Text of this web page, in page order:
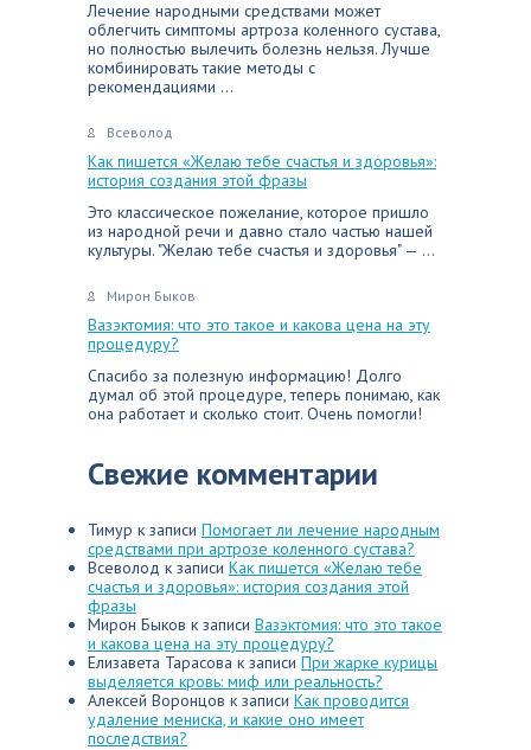
Лечение народными средствами может
облегчить симптомы артроза коленного сустава,
но полностью вылечить болезнь нельзя. Лучше
комбинировать такие методы с
рекомендациями ...
Всеволод
Как пишется «Желаю тебе счастья и здоровья»:
история создания этой фразы
Это классическое пожелание, которое пришло
из народной речи и давно стало частью нашей
культуры. "Желаю тебе счастья и здоровья" — ...
Мирон Быков
Вазэктомия: что это такое и какова цена на эту
процедуру?
Спасибо за полезную информацию! Долго
думал об этой процедуре, теперь понимаю, как
она работает и сколько стоит. Очень помогли!
Свежие комментарии
Тимур к записи Помогает ли лечение народным
средствами при артрозе коленного сустава?
Всеволод к записи Как пишется «Желаю тебе
счастья и здоровья»: история создания этой
фразы
Мирон Быков к записи Вазэктомия: что это такое
и какова цена на эту процедуру?
Елизавета Тарасова к записи При жарке курицы
выделяется кровь: миф или реальность?
Алексей Воронцов к записи Как проводится
удаление мениска, и какие оно имеет
последствия?